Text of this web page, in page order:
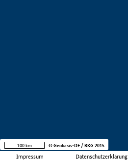
Impressum Datenschutzerklärung
100 km © Geobasis-DE / BKG 2015